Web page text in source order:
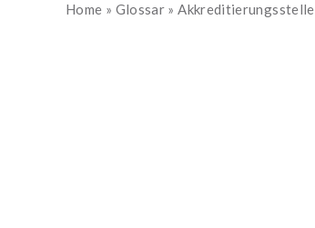
Home » Glossar »Akkreditierungsstelle